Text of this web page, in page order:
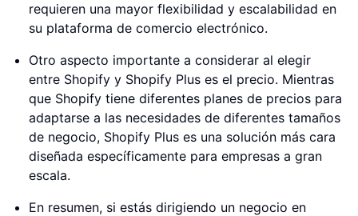
requieren una mayor flexibilidad y escalabilidad en
su plataforma de comercio electrónico.
Otro aspecto importante a considerar al elegir
entre Shopify y Shopify Plus es el precio. Mientras
que Shopify tiene diferentes planes de precios para
adaptarse a las necesidades de diferentes tamaños
de negocio, Shopify Plus es una solución más cara
diseñada específicamente para empresas a gran
escala.
En resumen, si estás dirigiendo un negocio en